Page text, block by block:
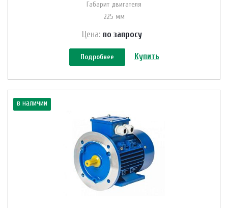
Габарит двигателя
225 мм
Цена: по запросу
Подробнее Купить
в наличии